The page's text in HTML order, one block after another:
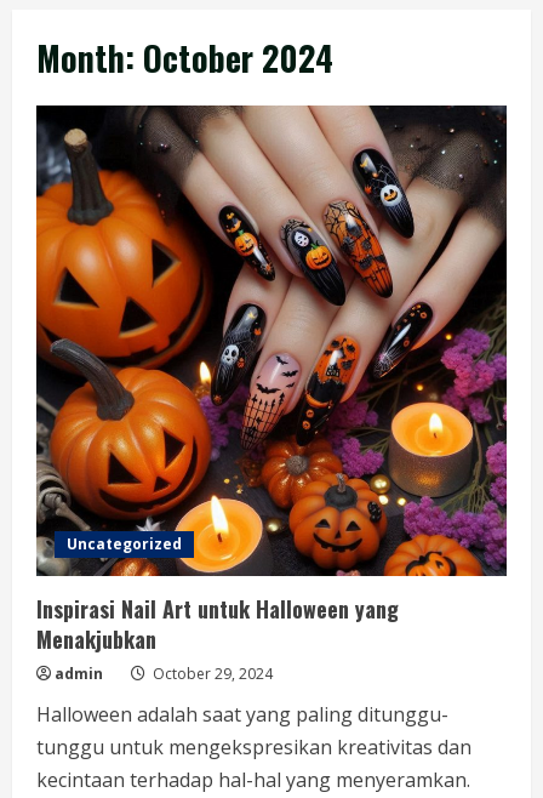
Month: October 2024
Uncategorized
Inspirasi Nail Art untuk Halloween yang
Menakjubkan
admin October 29, 2024
Halloween adalah saat yang paling ditunggu-
tunggu untuk mengekspresikan kreativitas dan
kecintaan terhadap hal-hal yang menyeramkan.